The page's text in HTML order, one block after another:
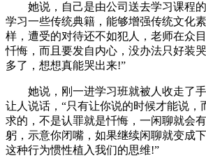
她说，自己是由公司送去学习课程的
学习一些传统典籍，能够增强传统文化
样，遭受的对待还不如犯人，老师在众
忏悔，而且要发自内心，没办法只好装
多了，想想真能哭出来!”
她说，刚一进学习班就被人收走了手
让人说话，“只有让你说的时候才能说，
求的，不是认罪就是忏悔，一闲聊就会
躬，示意你闭嘴，如果继续闲聊就变
这种行为惯性植入我们的思维!”